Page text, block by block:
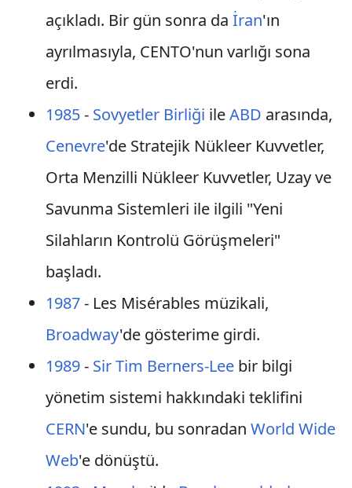
açıkladı. Bir gün sonra da İran'ın
ayrılmasıyla, CENTO'nun varlığı sona
erdi.
1985- Sovyetler Birliği ileABD arasında,
Cenevre'de Stratejik Nükleer Kuvvetler,
Orta Menzilli Nükleer Kuvvetler, Uzay ve
Savunma Sistemleri ile ilgili "Yeni
Silahların Kontrolü Görüşmeleri"
başladı.
1987- Les Misérables müzikali,
Broadway'de gösterime girdi.
1989- Sir Tim Berners-Leebir bilgi
yönetim sistemi hakkındaki teklifini
CERN'e sundu, bu sonradan World Wide
Web'e dönüştü.